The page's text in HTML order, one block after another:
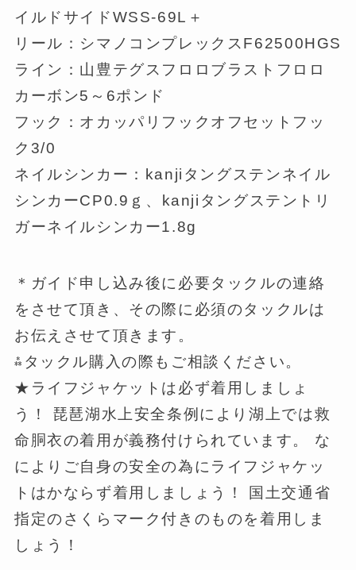
イルドサイドWSS-69L＋
リール：シマノコンプレックスF62500HGS
ライン：山豊テグスフロロブラストフロロ
カーボン5～6ポンド
フック：オカッパリフックオフセットフッ
ク3/0
ネイルシンカー：kanjiタングステンネイル
シンカーCP0.9ｇ、kanjiタングステントリ
ガーネイルシンカー1.8g
＊ガイド申し込み後に必要タックルの連絡
をさせて頂き、その際に必須のタックルは
お伝えさせて頂きます。
⁂タックル購入の際もご相談ください。
★ライフジャケットは必ず着用しましょ
う！ 琵琶湖水上安全条例により湖上では救
命胴衣の着用が義務付けられています。 な
によりご自身の安全の為にライフジャケッ
トはかならず着用しましょう！ 国土交通省
指定のさくらマーク付きのものを着用しま
しょう！